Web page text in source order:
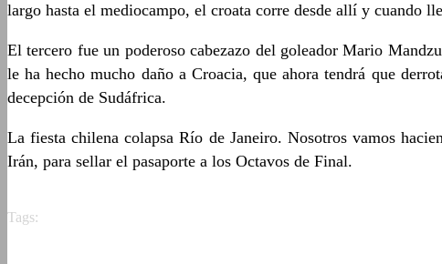
largo hasta el mediocampo, el croata corre desde allí y cuando
El tercero fue un poderoso cabezazo del goleador Mario
le ha hecho mucho daño a Croacia, que ahora tendrá que
decepción de Sudáfrica.
La fiesta chilena colapsa Río de Janeiro. Nosotros vamos
Irán, para sellar el pasaporte a los Octavos de Final.
Tags: